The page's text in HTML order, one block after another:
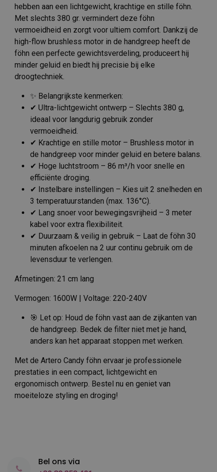
hebben aan een lichtgewicht, krachtige en stille föhn.
Met slechts 380 gr. vermindert deze föhn
vermoeidheid en zorgt voor ultiem comfort. Dankzij de
high-flow brushless motor in de handgreep heeft de
föhn een perfecte gewichtsverdeling, produceert hij
minder geluid en biedt hij precisie bij elke
droogtechniek.
✨ Belangrijkste kenmerken:
✔ Ultra-lichtgewicht ontwerp – Slechts 380 g,
ideaal voor langdurig gebruik zonder
vermoeidheid.
✔ Krachtige en stille motor – Brushless motor in
de handgreep voor minder geluid en betere balans.
✔ Hoge luchtstroom – 86 m³/h voor snelle en
efficiënte droging.
✔ Instelbare instellingen – Kies uit 2 snelheden en
3 temperatuurstanden (max. 136°C).
✔ Lang snoer voor bewegingsvrijheid – 3 meter
kabel voor extra flexibiliteit.
✔ Duurzaam & veilig in gebruik – Laat de föhn 30
minuten afkoelen na 2 uur continu gebruik om de
levensduur te verlengen.
Afmetingen: 21 cm lang
Vermogen: 1600W | Voltage: 220-240V
🎯 Let op: Houd de föhn vast aan de zijkanten van
de handgreep. Bedek de filter niet met je hand,
anders kan het apparaat stoppen met werken.
Met de Artero Candy föhn ervaar je professionele
prestaties in een compact, lichtgewicht en
ergonomisch ontwerp. Bestel nu en geniet van
moeiteloze styling en droging!
Bel ons via